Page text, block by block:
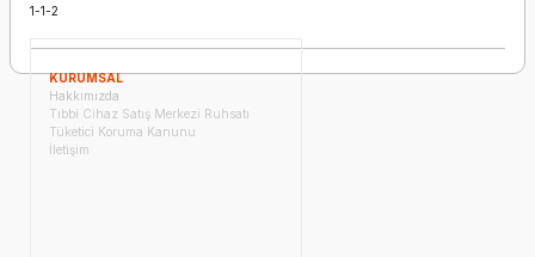
1-1-2
KURUMSAL
Hakkımızda
Tıbbi Cihaz Satış Merkezi Ruhsatı
Tüketici Koruma Kanunu
İletişim